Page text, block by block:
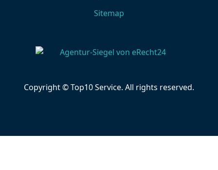
Sitemap
Copyright © Top10 Service. All rights reserved.